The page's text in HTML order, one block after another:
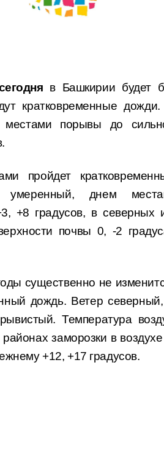
в Башкирии будет
кратковременные
местами порывы до
пройдет
умеренный, днем
+8 градусов, в северных
почвы 0, -2
существенно не
дождь. Ветер
Температура
заморозки в
+12, +17 градусов.